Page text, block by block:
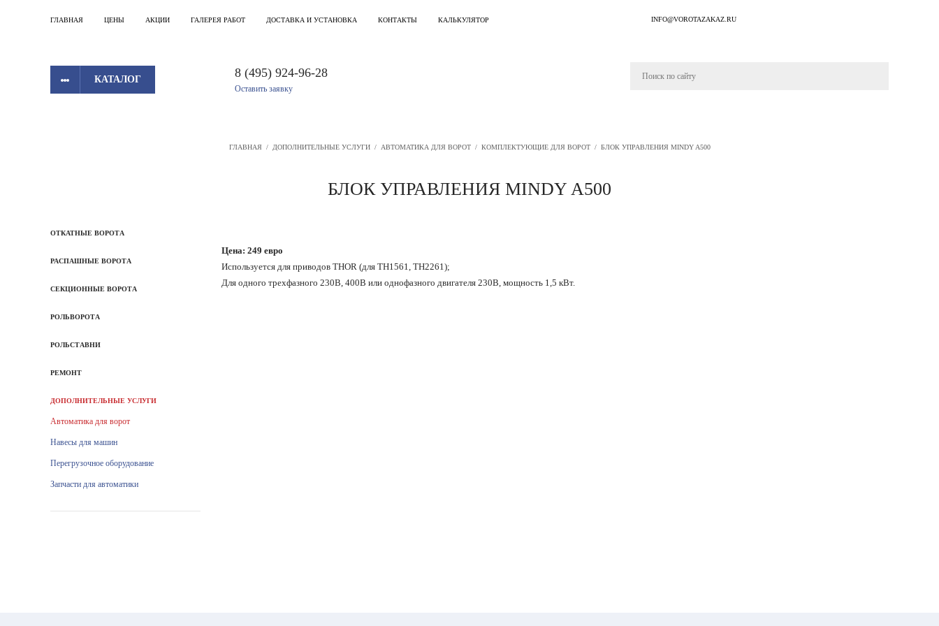
ГЛАВНАЯ ЦЕНЫ АКЦИИ ГАЛЕРЕЯ РАБОТ ДОСТАВКА И УСТАНОВКА КОНТАКТЫ КАЛЬКУЛЯТОР
КАТАЛОГ 8 (495) 924-96-28
Оставить заявку
INFO@VOROTAZAKAZ.RU
ГЛАВНАЯ / ДОПОЛНИТЕЛЬНЫЕ УСЛУГИ / АВТОМАТИКА ДЛЯ ВОРОТ / КОМПЛЕКТУЮЩИЕ ДЛЯ ВОРОТ / БЛОК УПРАВЛЕНИЯ MINDY A500
БЛОК УПРАВЛЕНИЯ MINDY A500
ОТКАТНЫЕ ВОРОТА
РАСПАШНЫЕ ВОРОТА
СЕКЦИОННЫЕ ВОРОТА
РОЛЬВОРОТА
РОЛЬСТАВНИ
РЕМОНТ
ДОПОЛНИТЕЛЬНЫЕ УСЛУГИ
Автоматика для ворот
Навесы для машин
Перегрузочное оборудование
Запчасти для автоматики
Цена: 249 евро
Используется для приводов THOR (для ТН1561, ТН2261);
Для одного трехфазного 230В, 400В или однофазного двигателя 230В, мощность 1,5 кВт.